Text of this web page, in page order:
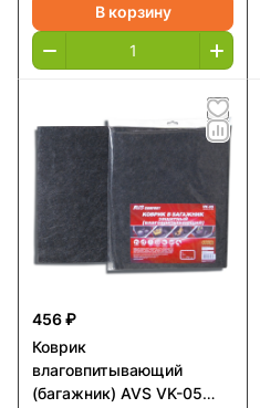
В корзину
456 ₽
Коврик
влаговпитывающий
(багажник) AVS VK-05